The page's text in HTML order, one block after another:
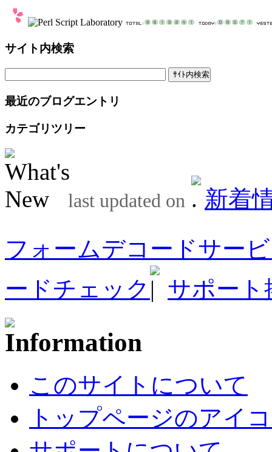
サイト内検索
最近のブログエントリ
カテゴリツリー
last updated on
新着
フォームデコードサー
ードチェック
サポート
このサイトについて
トップページのアイ